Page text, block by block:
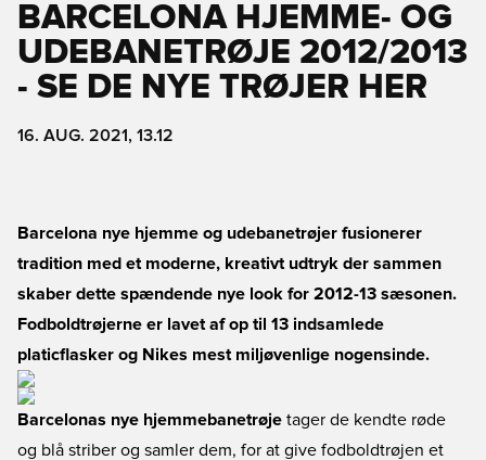
BARCELONA HJEMME- OG
UDEBANETRØJE 2012/2013
- SE DE NYE TRØJER HER
16. AUG. 2021, 13.12
Barcelona nye hjemme og udebanetrøjer fusionerer
tradition med et moderne, kreativt udtryk der sammen
skaber dette spændende nye look for 2012-13 sæsonen.
Fodboldtrøjerne er lavet af op til 13 indsamlede
platicflasker og Nikes mest miljøvenlige nogensinde.
Barcelonas nye hjemmebanetrøje tager de kendte røde
og blå striber og samler dem, for at give fodboldtrøjen et